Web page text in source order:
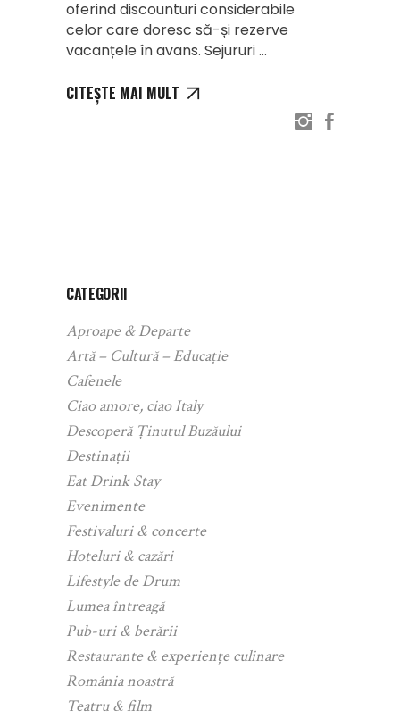
oferind discounturi considerabile
celor care doresc să-și rezerve
vacanțele în avans. Sejururi
CITEȘTE MAI MULT
CATEGORII
Aproape & Departe
Artă – Cultură – Educație
Cafenele
Ciao amore, ciao Italy
Descoperă Ținutul Buzăului
Destinații
Eat Drink Stay
Evenimente
Festivaluri & concerte
Hoteluri & cazări
Lifestyle de Drum
Lumea întreagă
Pub-uri & berării
Restaurante & experiențe culinare
România noastră
Teatru & film